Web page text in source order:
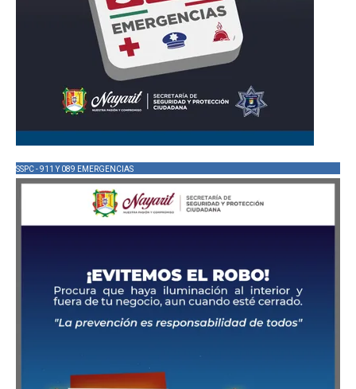
SSPC - 911 Y 089 EMERGENCIAS